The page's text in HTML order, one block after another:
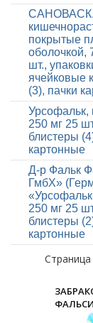
САНОВАСК,
покрытые
оболочкой,
шт.,
ячейковые
(3), пачки
Урсофальк,
250 мг 25
блистеры
картонные
Д-р Фальк
ГмбХ»
250 мг 25
блистеры
картонные
Страница